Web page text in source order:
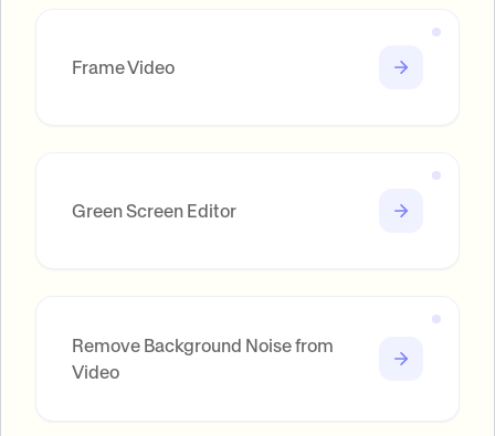
Frame Video
Green Screen Editor
Remove Background Noise from
Video